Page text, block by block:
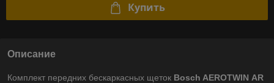
Купить
Описание
Комплект передних бескаркасных щеток Bosch AEROTWIN АR